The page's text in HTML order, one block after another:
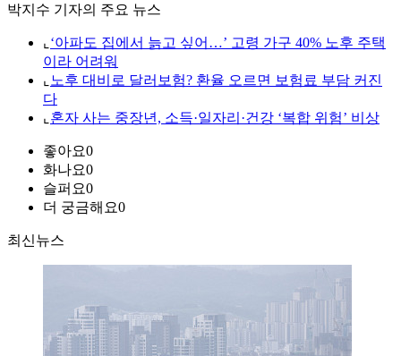
박지수 기자의 주요 뉴스
⌞ ‘아파도 집에서 늙고 싶어…’ 고령 가구 40% 노후 주택
이라 어려워
⌞ 노후 대비로 달러보험? 환율 오르면 보험료 부담 커진
다
⌞ 혼자 사는 중장년, 소득·일자리·건강 ‘복합 위험’ 비상
좋아요0
화나요0
슬퍼요0
더 궁금해요0
최신뉴스